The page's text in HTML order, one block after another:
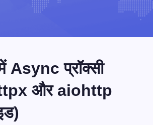
प्रॉक्सी
और aiohttp